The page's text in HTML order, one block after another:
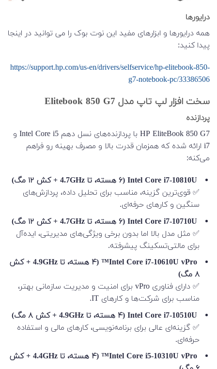
درایورها
همه درایورها و ابزارهای مفید این نوت بوک را می توانید در اینجا
پیدا کنید:
https://support.hp.com/us-en/drivers/selfservice/hp-elitebook-850-
g7-notebook-pc/33386506
سخت افزار لپ تاپ مدل Elitebook 850 G7
پردازنده
HP EliteBook 850 G7 با پردازنده‌های نسل دهم Intel Core i5 و
i7 ارائه شده که همزمان قدرت بالا و مصرف بهینه رو فراهم
می‌کنه:
✅ قوی‌ترین گزینه، مناسب برای تحلیل داده، پردازش‌های
سنگین و کارهای حرفه‌ای.
✅ مثل مدل بالا اما بدون برخی ویژگی‌های مدیریتی، ایده‌آل
برای مالتی‌تسکینگ پیشرفته.
Intel Core i7-10610U vPro™ (۴ هسته، تا 4.9GHz + کش
۸ مگ)
✅ دارای فناوری vPro برای امنیت و مدیریت سازمانی بهتر،
مناسب برای شرکت‌ها و کارهای IT.
✅ گزینه‌ای عالی برای برنامه‌نویسی، کارهای مالی و استفاده
حرفه‌ای.
Intel Core i5-10310U vPro™ (۴ هسته، تا 4.4GHz + کش